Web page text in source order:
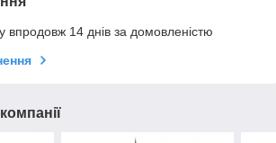
впродовж 14 днів за домовленістю